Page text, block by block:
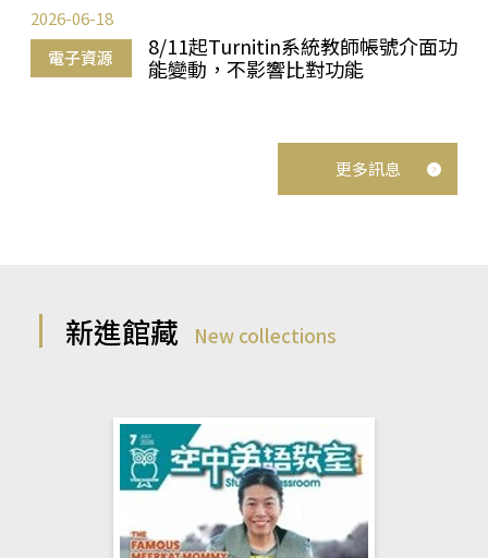
電子資源
8/11起Turnitin系統教師帳號介面功
能變動，不影響比對功能
2026-06-18
更多訊息
新進館藏 New collections